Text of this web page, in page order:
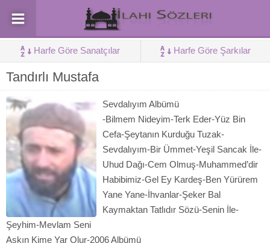
Harfe Göre Sanatçılar Harfe Göre Şarkılar
Tandırlı Mustafa
Sevdalıyım Albümü
-Bilmem Nideyim-Terk Eder-Yüz Bin
Cefa-Şeytanın Kurduğu Tuzak-
Sevdalıyım-Bir Ümmet-Yeşil Sancak İle-
Uhud Dağı-Cem Olmuş-Muhammed’dir
Habibimiz-Gel Ey Kardeş-Ben Yürürem
Yane Yane-İhvanlar-Şeker Bal
Kaymaktan Tatlıdır Sözü-Senin İle-
Şeyhim-Mevlam Seni
Aşkın Kime Yar Olur-2006 Albümü